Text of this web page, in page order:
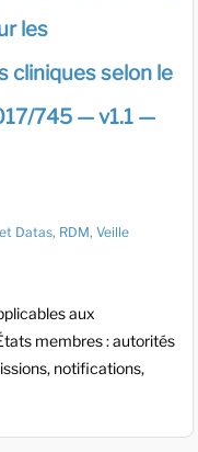
les
cliniques selon le
745 — v1.1 —
Datas, RDM, Veille
aux
membres : autorités
notifications,